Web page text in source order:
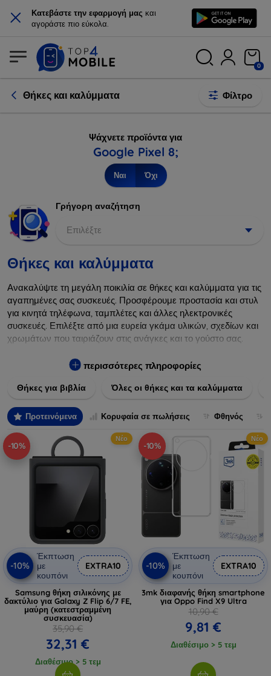
× Κατεβάστε την εφαρμογή μας και
αγοράστε πιο εύκολα.
0
Θήκες και καλύμματα Φίλτρο
Ψάχνετε προϊόντα για
Google Pixel 8;
Ναι Όχι
Γρήγορη αναζήτηση
Επιλέξτε
Θήκες και καλύμματα
Ανακαλύψτε τη μεγάλη ποικιλία σε θήκες και καλύμματα για τις
αγαπημένες σας συσκευές. Προσφέρουμε προστασία και στυλ
για κινητά τηλέφωνα, ταμπλέτες και άλλες ηλεκτρονικές
συσκευές. Επιλέξτε από μια ευρεία γκάμα υλικών, σχεδίων και
χρωμάτων που ταιριάζουν στις ανάγκες και το γούστο σας.
πτώσεις και άλλες φθορές, ενώ παράλληλα δίνετε ένα
και τη διάρκεια ζωής των συσκευών σας με τις κορυφαίες
περισσότερες πληροφορίες
Θήκες για βιβλία Όλες οι θήκες και τα καλύμματα
Προτεινόμενα Κορυφαία σε πωλήσεις Φθηνός
-10%
Νέο
-10%
Έκπτωση
με
κουπόνι
EXTRA10
Samsung θήκη σιλικόνης με
δακτύλιο για Galaxy Z Flip 6/7 FE,
μαύρη (κατεστραμμένη
συσκευασία)
35,90 €
32,31 €
Διαθέσιμο > 5 τεμ
-10%
Νέο
-10%
Έκπτωση
με
κουπόνι
EXTRA10
3mk διαφανής θήκη smartphone
για Oppo Find X9 Ultra
10,90 €
9,81 €
Διαθέσιμο > 5 τεμ